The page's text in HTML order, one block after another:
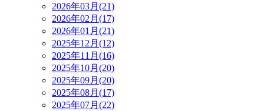
2026年03月(21)
2026年02月(17)
2026年01月(21)
2025年12月(12)
2025年11月(16)
2025年10月(20)
2025年09月(20)
2025年08月(17)
2025年07月(22)